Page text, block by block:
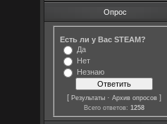
Опрос
Есть ли у Вас STEAM?
Да
Нет
Незнаю
[Результаты ·Архив опросов ]
Всего ответов:1258